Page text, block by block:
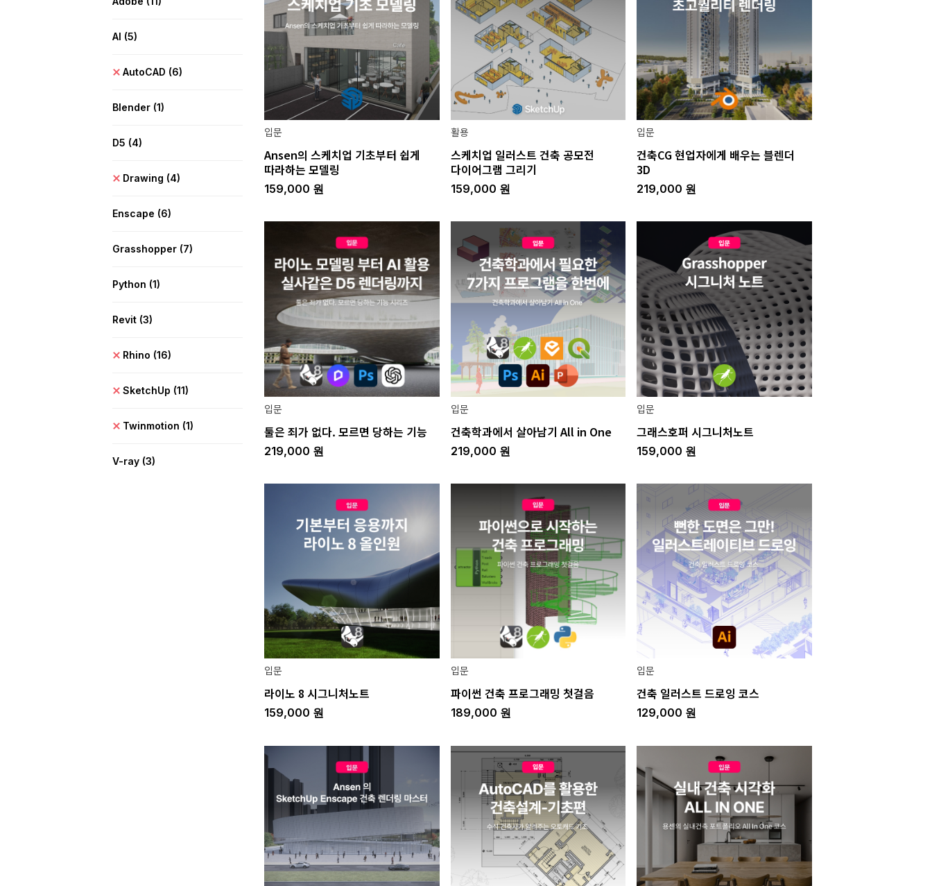
AI (5)
AutoCAD (6)
Blender (1)
D5 (4)
Drawing (4)
Enscape (6)
Grasshopper (7)
Python (1)
Revit (3)
Rhino (16)
SketchUp (11)
Twinmotion (1)
V-ray (3)
입문
Ansen의 스케치업 기초부터 쉽게
따라하는 모델링
159,000 원
활용
스케치업 일러스트 건축 공모전
다이어그램 그리기
159,000 원
입문
건축CG 현업자에게 배우는 블렌더
3D
219,000 원
입문
툴은 죄가 없다. 모르면 당하는 기능
219,000 원
입문
건축학과에서 살아남기 All in One
219,000 원
입문
그래스호퍼 시그니처노트
159,000 원
입문
라이노 8 시그니처노트
159,000 원
입문
파이썬 건축 프로그래밍 첫걸음
189,000 원
입문
건축 일러스트 드로잉 코스
129,000 원